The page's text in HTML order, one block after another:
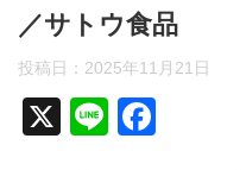
／サトウ食品
投稿日： 2025年11月21日
X
Li